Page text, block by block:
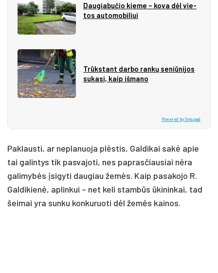
Dau­gia­bu­čio kie­me – ko­va dėl vie­
tos au­to­mo­bi­liui
Trūks­tant dar­bo ran­kų se­niū­ni­jos
su­ka­si, kaip iš­ma­no
Powered by Setupad
Paklausti, ar neplanuoja plėstis, Galdikai sakė apie
tai galintys tik pasvajoti, nes paprasčiausiai nėra
galimybės įsigyti daugiau žemės. Kaip pasakojo R.
Galdikienė, aplinkui – net keli stambūs ūkininkai, tad
šeimai yra sunku konkuruoti dėl žemės kainos.